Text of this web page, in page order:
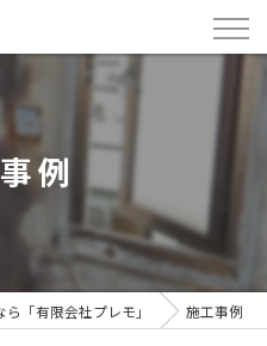
例
「有限会社プレモ」 施工事例